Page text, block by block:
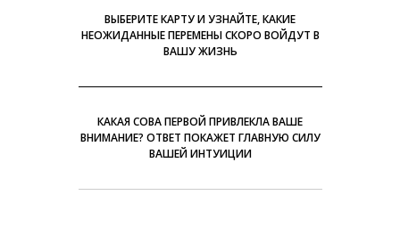
ВЫБЕРИТЕ КАРТУ И УЗНАЙТЕ, КАКИЕ
НЕОЖИДАННЫЕ ПЕРЕМЕНЫ СКОРО ВОЙДУТ В
ВАШУ ЖИЗНЬ
КАКАЯ СОВА ПЕРВОЙ ПРИВЛЕКЛА ВАШЕ
ВНИМАНИЕ? ОТВЕТ ПОКАЖЕТ ГЛАВНУЮ СИЛУ
ВАШЕЙ ИНТУИЦИИ